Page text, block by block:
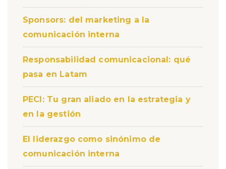
Sponsors: del marketing a la
comunicación interna
Responsabilidad comunicacional: qué
pasa en Latam
PECI: Tu gran aliado en la estrategia y
en la gestión
El liderazgo como sinónimo de
comunicación interna